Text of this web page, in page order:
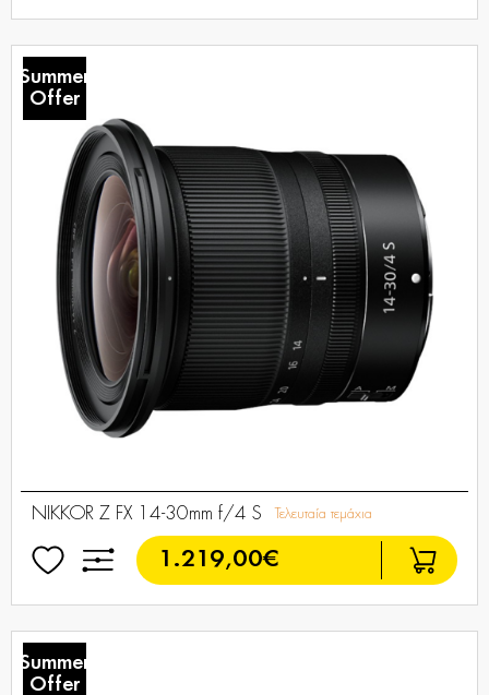
Summer
Offer
NIKKOR Z FX 14-30mm f/4 S Τελευταία τεμάχια
1.219,00€
Summer
Offer